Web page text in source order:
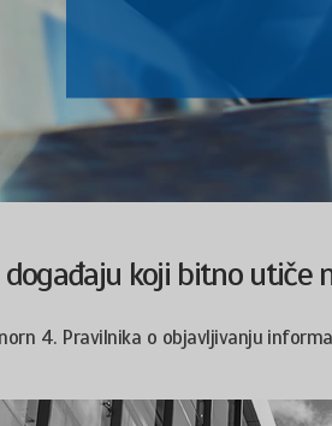
događaju koji bitno utiče
4. Pravilnika o objavljivanju